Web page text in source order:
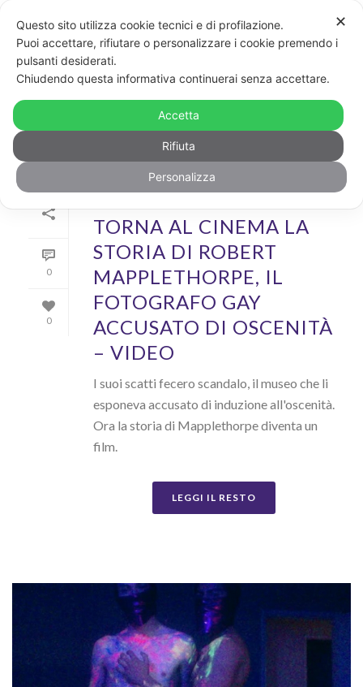
ARCHIVIO
Archivi Tag per: "cinema gay"
0
0
TORNA AL CINEMA LA
STORIA DI ROBERT
MAPPLETHORPE, IL
FOTOGRAFO GAY
ACCUSATO DI OSCENITÀ
– VIDEO
I suoi scatti fecero scandalo, il museo che li
esponeva accusato di induzione all'oscenità.
Ora la storia di Mapplethorpe diventa un
film.
LEGGI IL RESTO
✕
Questo sito utilizza cookie tecnici e di profilazione.
Puoi accettare, rifiutare o personalizzare i cookie premendo i
pulsanti desiderati.
Chiudendo questa informativa continuerai senza accettare.
Accetta
Rifiuta
Personalizza